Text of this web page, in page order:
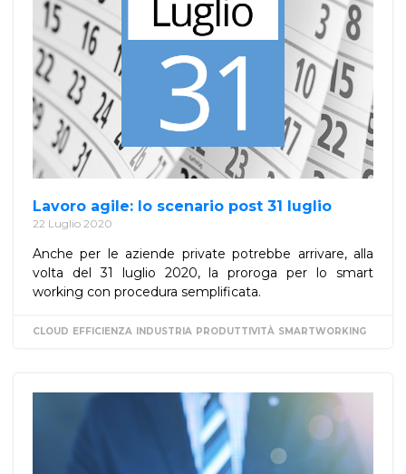
Lavoro agile: lo scenario post 31 luglio
22 Luglio 2020
Anche per le aziende private potrebbe arrivare, alla
volta del 31 luglio 2020, la proroga per lo smart
working con procedura semplificata.
CLOUD EFFICIENZA INDUSTRIA PRODUTTIVITÀ SMARTWORKING